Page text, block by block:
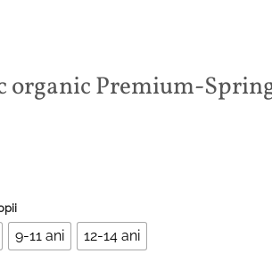
organic Premium-
9-11 ani 12-14 ani